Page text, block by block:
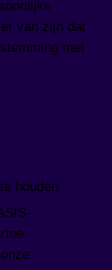
van zijn dat
met
houden